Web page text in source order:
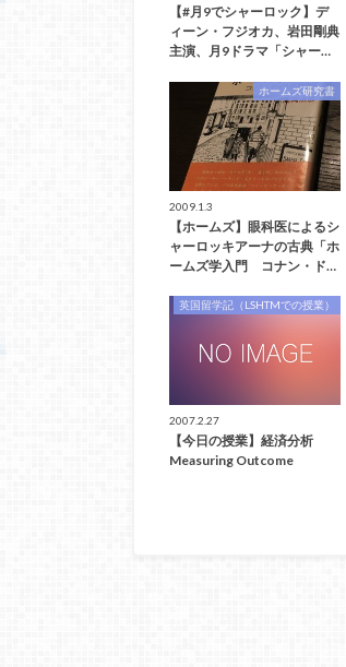
【#月9でシャーロック】デ
ィーン・フジオカ、岩田剛典
主演、月9ドラマ「シャー…
ホームズ研究書
2009.1.3
【ホームズ】眼科医によるシ
ャーロッキアーナの古典「ホ
ームズ学入門 コナン・ド…
英国留学記（LSHTMでの授業）
2007.2.27
【今日の授業】経済分析
Measuring Outcome